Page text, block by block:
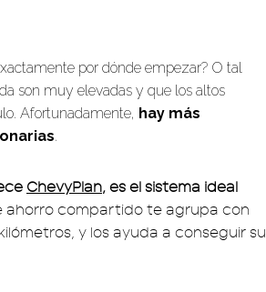
por dónde empezar? O tal
son muy elevadas y que los altos
Afortunadamente, hay más
.
ChevyPlan, es el sistema ideal
ahorro compartido te agrupa con
y los ayuda a conseguir su